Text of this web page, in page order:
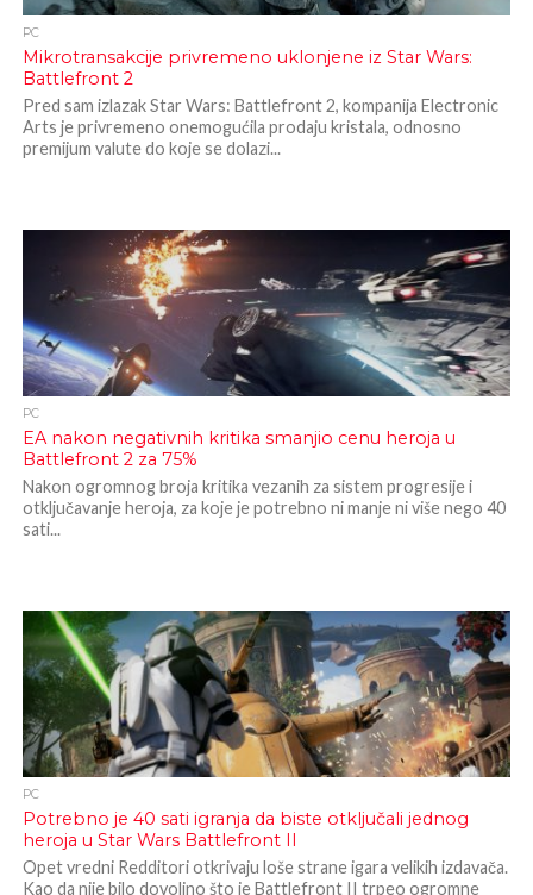
PC
Mikrotransakcije privremeno uklonjene iz Star Wars:
Battlefront 2
Pred sam izlazak Star Wars: Battlefront 2, kompanija Electronic
Arts je privremeno onemogućila prodaju kristala, odnosno
premijum valute do koje se dolazi...
PC
EA nakon negativnih kritika smanjio cenu heroja u
Battlefront 2 za 75%
Nakon ogromnog broja kritika vezanih za sistem progresije i
otključavanje heroja, za koje je potrebno ni manje ni više nego 40
sati...
PC
Potrebno je 40 sati igranja da biste otključali jednog
heroja u Star Wars Battlefront II
Opet vredni Redditori otkrivaju loše strane igara velikih izdavača.
Kao da nije bilo dovoljno što je Battlefront II trpeo ogromne